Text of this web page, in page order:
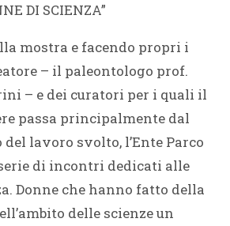
DI SCIENZA”
mostra e facendo propri i
– il paleontologo prof.
– e dei curatori per i quali il
passa principalmente dal
lavoro svolto, l’Ente Parco
di incontri dedicati alle
Donne che hanno fatto della
delle scienze un